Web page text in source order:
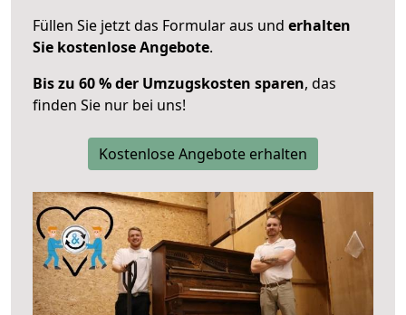
Füllen Sie jetzt das Formular aus und erhalten
Sie kostenlose Angebote.
Bis zu 60 % der Umzugskosten sparen, das
finden Sie nur bei uns!
Kostenlose Angebote erhalten